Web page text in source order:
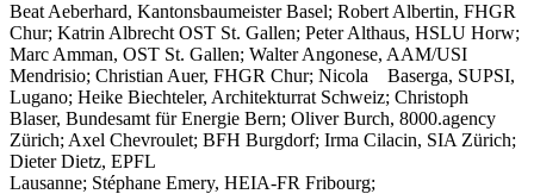
Beat Aeberhard, Kantonsbaumeister Basel; Robert Albertin, FHGR
Chur; Katrin Albrecht OST St. Gallen; Peter Althaus, HSLU Horw;
Marc Amman, OST St. Gallen; Walter Angonese, AAM/USI
Mendrisio; Christian Auer, FHGR Chur; Nicola Baserga, SUPSI,
Lugano; Heike Biechteler, Architekturrat Schweiz; Christoph
Blaser, Bundesamt für Energie Bern; Oliver Burch, 8000.agency
Zürich; Axel Chevroulet; BFH Burgdorf; Irma Cilacin, SIA Zürich;
Dieter Dietz, EPFL
Lausanne; Stéphane Emery, HEIA-FR Fribourg;